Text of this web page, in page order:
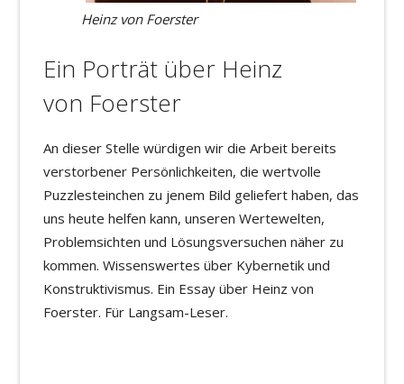
Heinz von Foerster
Ein Porträt über Heinz
von Foerster
An dieser Stelle würdigen wir die Arbeit bereits
verstorbener Persönlichkeiten, die wertvolle
Puzzlesteinchen zu jenem Bild geliefert haben, das
uns heute helfen kann, unseren Wertewelten,
Problemsichten und Lösungsversuchen näher zu
kommen. Wissenswertes über Kybernetik und
Konstruktivismus. Ein Essay über Heinz von
Foerster. Für Langsam-Leser.